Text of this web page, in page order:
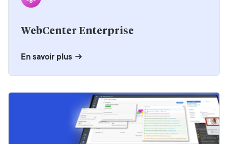
WebCenter Enterprise
En savoir plus